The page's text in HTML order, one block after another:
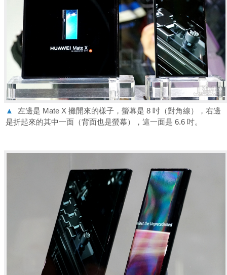
▲
左邊是 Mate X 攤開來的樣子，螢幕是 8 吋（對角線），右邊
是折起來的其中一面（背面也是螢幕），這一面是 6.6 吋。